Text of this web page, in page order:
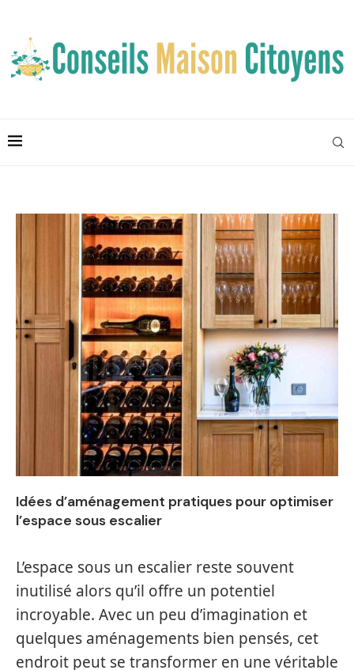
Idées d’aménagement pratiques pour optimiser
l’espace sous escalier
L’espace sous un escalier reste souvent
inutilisé alors qu’il offre un potentiel
incroyable. Avec un peu d’imagination et
quelques aménagements bien pensés, cet
endroit peut se transformer en une véritable